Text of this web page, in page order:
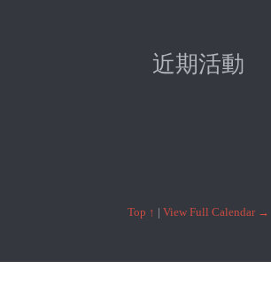
近期活動
Top ↑ | View Full Calendar →